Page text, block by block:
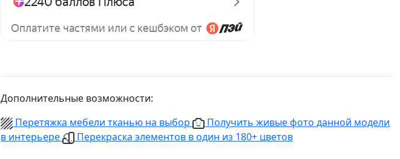
Дополнительные возможности:
Перетяжка мебели тканью на выбор
Получить живые фото данной модели
в интерьере
Перекраска элементов в один из 180+ цветов